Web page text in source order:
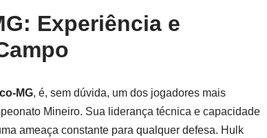
Experiência e
MG, é, sem dúvida, um dos jogadores mais
Mineiro. Sua liderança técnica e capacidade
ameaça constante para qualquer defesa. Hulk